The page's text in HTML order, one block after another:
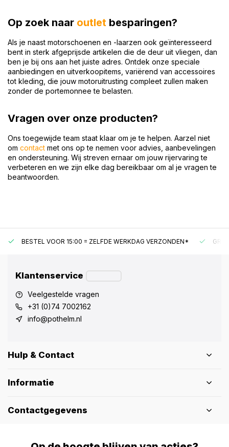
Op zoek naar outlet besparingen?
Als je naast motorschoenen en -laarzen ook geïnteresseerd
bent in sterk afgeprijsde artikelen die de deur uit vliegen, dan
ben je bij ons aan het juiste adres. Ontdek onze speciale
aanbiedingen en uitverkoopitems, variërend van accessoires
tot kleding, die jouw motoruitrusting compleet zullen maken
zonder de portemonnee te belasten.
Vragen over onze producten?
Ons toegewijde team staat klaar om je te helpen. Aarzel niet
om contact met ons op te nemen voor advies, aanbevelingen
en ondersteuning. Wij streven ernaar om jouw rijervaring te
verbeteren en we zijn elke dag bereikbaar om al je vragen te
beantwoorden.
BESTEL VOOR 15:00 = ZELFDE WERKDAG VERZONDEN*
Klantenservice
Veelgestelde vragen
+31 (0)74 7002162
info@pothelm.nl
Hulp & Contact
Informatie
Contactgegevens